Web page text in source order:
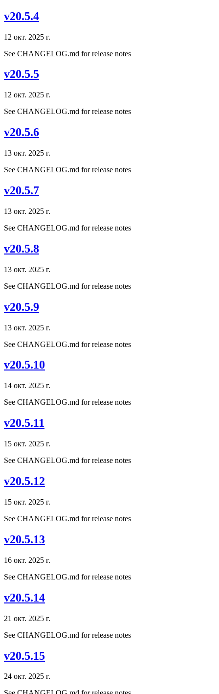
v20.5.4
12 окт. 2025 г.
See CHANGELOG.md for release notes
v20.5.5
12 окт. 2025 г.
See CHANGELOG.md for release notes
v20.5.6
13 окт. 2025 г.
See CHANGELOG.md for release notes
v20.5.7
13 окт. 2025 г.
See CHANGELOG.md for release notes
v20.5.8
13 окт. 2025 г.
See CHANGELOG.md for release notes
v20.5.9
13 окт. 2025 г.
See CHANGELOG.md for release notes
v20.5.10
14 окт. 2025 г.
See CHANGELOG.md for release notes
v20.5.11
15 окт. 2025 г.
See CHANGELOG.md for release notes
v20.5.12
15 окт. 2025 г.
See CHANGELOG.md for release notes
v20.5.13
16 окт. 2025 г.
See CHANGELOG.md for release notes
v20.5.14
21 окт. 2025 г.
See CHANGELOG.md for release notes
v20.5.15
24 окт. 2025 г.